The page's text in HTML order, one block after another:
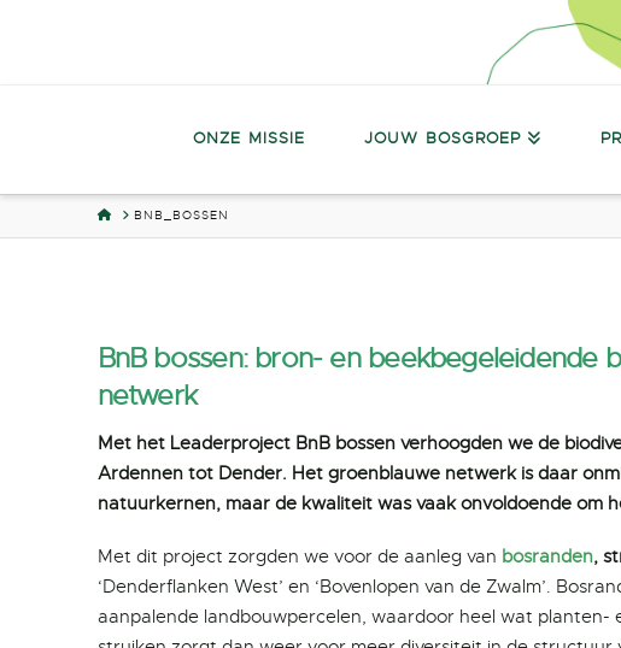
ONZE MISSIE JOUW BOSGROEP
HOMEBNB_BOSSEN
BnB bossen: bron- en beekbegeleidende
netwerk
Met het Leaderproject BnB bossen verhoogden we de
Ardennen tot Dender. Het groenblauwe netwerk is daar
natuurkernen, maar de kwaliteit was vaak onvoldoende om
Met dit project zorgden we voor de aanleg van bosranden,
‘Denderflanken West’ en ‘Bovenlopen van de Zwalm’.
aanpalende landbouwpercelen, waardoor heel wat